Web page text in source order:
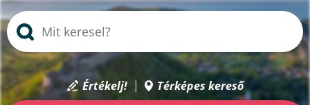
Értékelj! Térképes kereső